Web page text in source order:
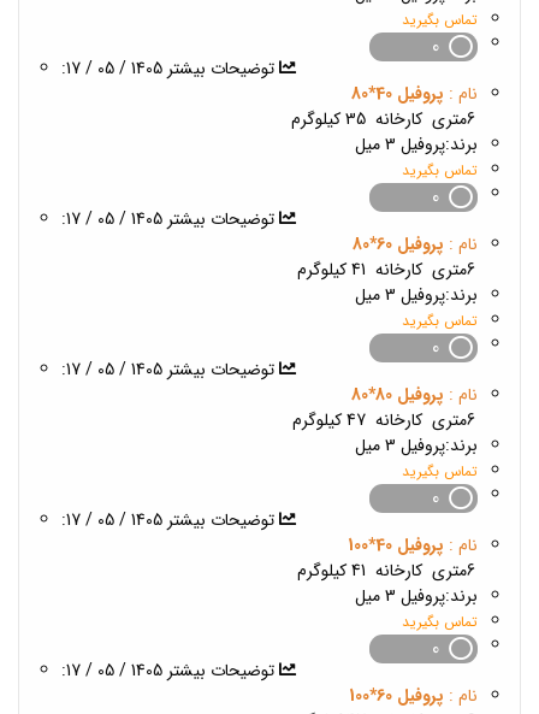
تماس بگیرید
:توضیحات بیشتر
نام : پروفیل 40*80
6متری
کارخانه 35 کیلوگرم
برند:پروفیل 3 میل
تماس بگیرید
:توضیحات بیشتر
نام : پروفیل 60*80
6متری
کارخانه 41 کیلوگرم
برند:پروفیل 3 میل
تماس بگیرید
:توضیحات بیشتر
نام : پروفیل 80*80
6متری
کارخانه 47 کیلوگرم
برند:پروفیل 3 میل
تماس بگیرید
:توضیحات بیشتر
نام : پروفیل 40*100
6متری
کارخانه 41 کیلوگرم
برند:پروفیل 3 میل
تماس بگیرید
:توضیحات بیشتر
نام : پروفیل 60*100